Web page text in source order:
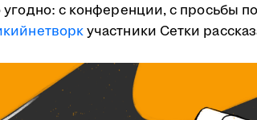
с конференции, с просьбы
участники Сетки